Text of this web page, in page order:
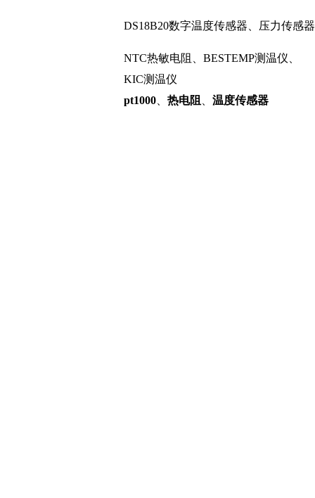
DS18B20数字温度传感器、压力传感器
NTC热敏电阻、BESTEMP测温仪、
KIC测温仪
pt1000
热电阻 温度传感器